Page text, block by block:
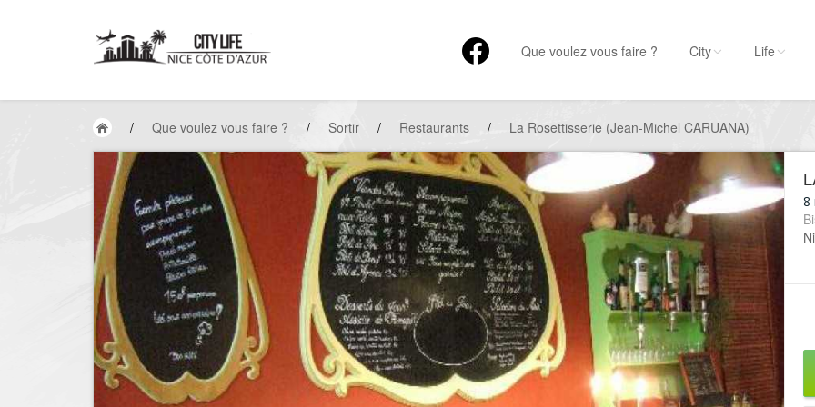
Que voulez vous faire ? City Life
/ Que voulez vous faire ? / Sortir / Restaurants / La Rosettisserie (Jean-Michel CARUANA)
8